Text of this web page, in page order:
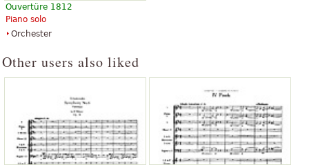
Ouvertüre 1812
Piano solo
Orchester
Other users also liked